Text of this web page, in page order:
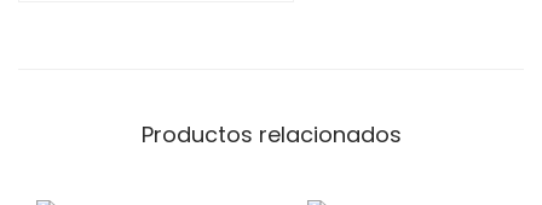
Productos relacionados